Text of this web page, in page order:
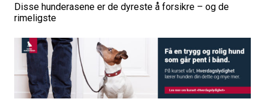
Disse hunderasene er de dyreste å forsikre – og de
rimeligste